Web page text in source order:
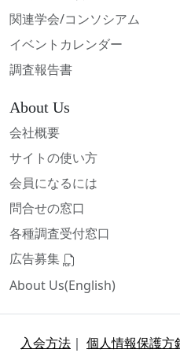
関連学会/コンソシアム
イベントカレンダー
調査報告書
About Us
会社概要
サイトの使い方
会員になるには
問合せの窓口
各種調査受付窓口
広告募集
About Us(English)
入会方法 ｜ 個人情報保護方